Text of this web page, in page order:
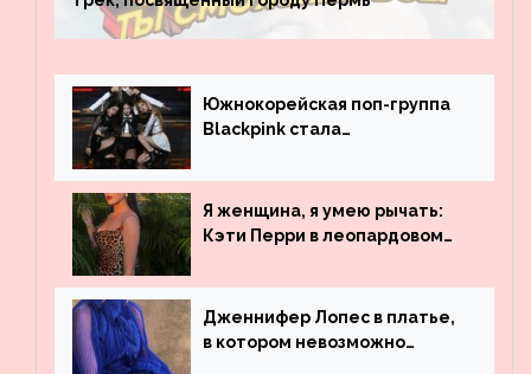
Южнокорейская поп-группа
Blackpink стала
просмотрам на YouTube. Они
обогнали даже Джастина
Бибера
Я женщина, я умею рычать:
Кэти Перри в леопардовом
Дженнифер Лопес в платье,
в котором невозможно